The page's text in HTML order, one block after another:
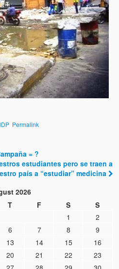
Permalink
= ?
estudiantes pero se traen a
país a “estudiar” medicina
2026
T F S
S
1
2
6 7 8
9
13 14 15
16
20 21 22
23